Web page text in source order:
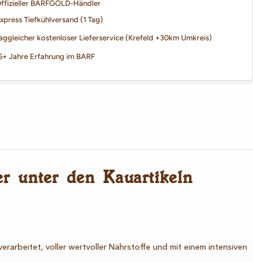
BARFGOLD-Händler
Tiefkühlversand (1 Tag)
kostenloser Lieferservice (Krefeld +30km Umkreis)
Jahre Erfahrung im BARF
unter den Kauartikeln
voller wertvoller Nährstoffe und mit einem intensiven